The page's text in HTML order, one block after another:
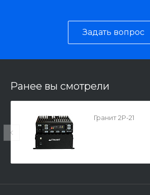
Задать вопрос
Ранее вы смотрели
Гранит 2Р-21